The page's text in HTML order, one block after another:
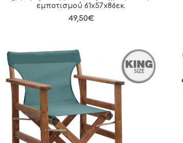
εμποτισμού 61x57x86εκ.
49,50€